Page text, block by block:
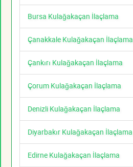
Bursa Kulağakaçan İlaçlama
Çanakkale Kulağakaçan İlaçlama
Çankırı Kulağakaçan İlaçlama
Çorum Kulağakaçan İlaçlama
Denizli Kulağakaçan İlaçlama
Diyarbakır Kulağakaçan İlaçlama
Edirne Kulağakaçan İlaçlama